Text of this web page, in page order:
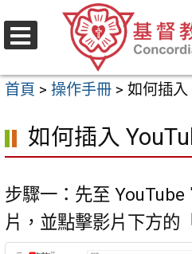
至
要
容
首頁 > 操作手冊 > 如何插入
如何插入
步驟一：先至
片，並點擊影片下方的
選
單